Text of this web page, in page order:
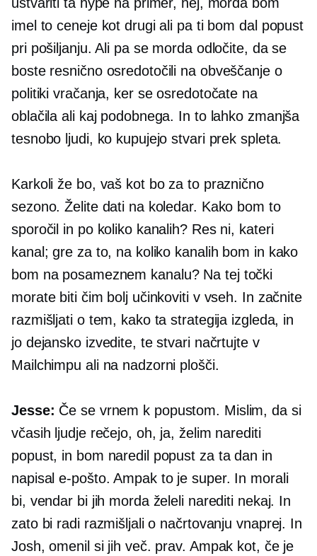
imel to ceneje kot drugi ali pa ti bom dal popust
pri pošiljanju. Ali pa se morda odločite, da se
boste resnično osredotočili na obveščanje o
politiki vračanja, ker se osredotočate na
oblačila ali kaj podobnega. In to lahko zmanjša
tesnobo ljudi, ko kupujejo stvari prek spleta.
Karkoli že bo, vaš kot bo za to praznično
sezono. Želite dati na koledar. Kako bom to
sporočil in po koliko kanalih? Res ni, kateri
kanal; gre za to, na koliko kanalih bom in kako
bom na posameznem kanalu? Na tej točki
morate biti čim bolj učinkoviti v vseh. In začnite
razmišljati o tem, kako ta strategija izgleda, in
jo dejansko izvedite, te stvari načrtujte v
Mailchimpu ali na nadzorni plošči.
Jesse: Če se vrnem k popustom. Mislim, da si
včasih ljudje rečejo, oh, ja, želim narediti
popust, in bom naredil popust za ta dan in
napisal e-pošto. Ampak to je super. In morali
bi, vendar bi jih morda želeli narediti nekaj. In
zato bi radi razmišljali o načrtovanju vnaprej. In
Josh, omenil si jih več. prav. Ampak kot, če je